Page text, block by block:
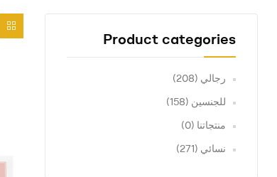
Product categories
رجالي (208)
للجنسين (158)
منتجاتنا (0)
نسائي (271)